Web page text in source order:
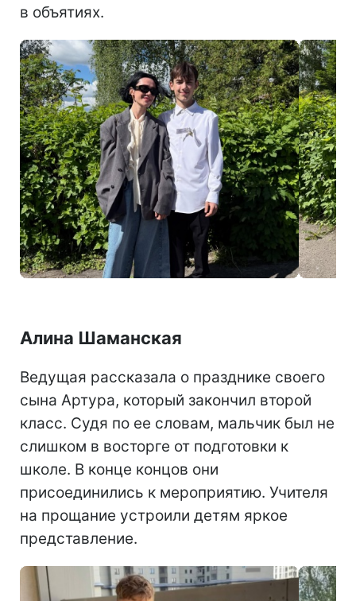
в объятиях.
Алина Шаманская
Ведущая рассказала о празднике своего
сына Артура, который закончил второй
класс. Судя по ее словам, мальчик был не
слишком в восторге от подготовки к
школе. В конце концов они
присоединились к мероприятию. Учителя
на прощание устроили детям яркое
представление.